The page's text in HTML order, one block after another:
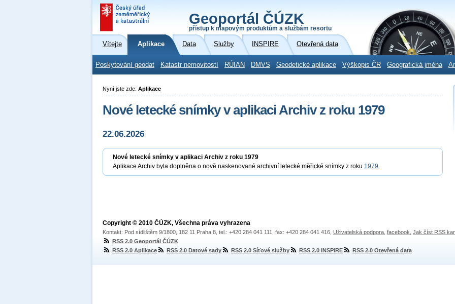
Geoportál ČÚZK
přístup k mapovým produktům a službám resortu
Vítejte Aplikace Data Služby INSPIRE Otevřená data
Poskytování geodat Katastr nemovitostí RÚIAN DMVS Geodetické aplikace Výškopis ČR Geografická jména
Nyní jste zde: Aplikace
Nové letecké snímky v aplikaci Archiv z roku 1979
22.06.2026
Nové letecké snímky v aplikaci Archiv z roku 1979
Aplikace Archiv byla doplněna o nově naskenované archivní letecké měřické snímky z roku 1979.
Copyright © 2010 ČÚZK, Všechna práva vyhrazena
Kontakt: Pod sídlištěm 9/1800, 182 11 Praha 8, tel.: +420 284 041 111, fax: +420 284 041 416, Uživatelská podpora facebook Jak číst RSS
RSS 2.0 Geoportál ČÚZK
RSS 2.0 Aplikace
RSS 2.0 Datové sady RSS 2.0 Síťové služby RSS 2.0 INSPIRE RSS 2.0 Otevřená data